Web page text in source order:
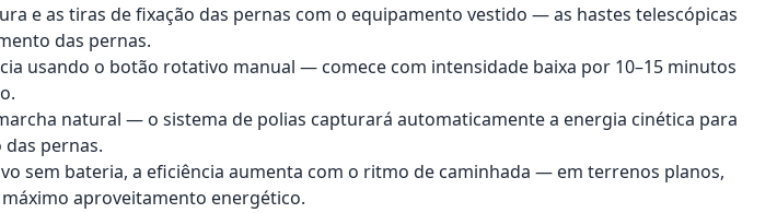
e as tiras de fixação das pernas com o equipamento vestido — as hastes telescópicas
das pernas.
usando o botão rotativo manual — comece com intensidade baixa por 10–15 minutos
natural — o sistema de polias capturará automaticamente a energia cinética para
pernas.
sem bateria, a eficiência aumenta com o ritmo de caminhada — em terrenos planos,
aproveitamento energético.
ao carrinho Adicionar ao carrinho